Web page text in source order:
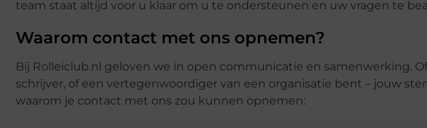
team staat altijd voor u klaar om u te ondersteunen en uw vragen te
Waarom contact met ons opnemen?
Bij Rolleiclub.nl geloven we in open communicatie en samenwerking.
schrijver, of een vertegenwoordiger van een organisatie bent – jouw
waarom je contact met ons zou kunnen opnemen: